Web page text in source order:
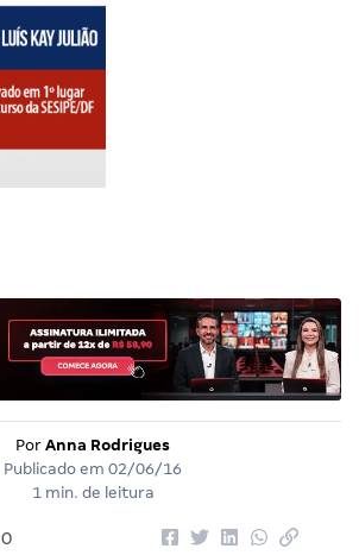
Por Anna Rodrigues
Publicado em 02/06/16
1 min. de leitura
0